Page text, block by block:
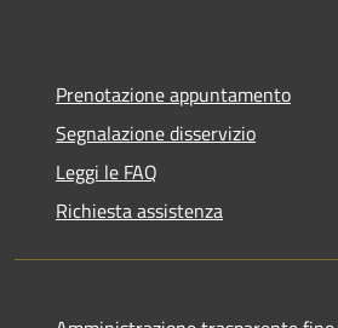
Prenotazione appuntamento
Segnalazione disservizio
Leggi le FAQ
Richiesta assistenza